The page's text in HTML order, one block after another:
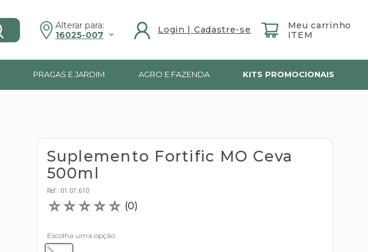
Alterar para:
16025-007
PRAGAS E JARDIM AGRO E FAZENDA KITS PROMOCIONAIS
Suplemento Fortific MO Ceva
500ml
Ref: : 01.07.610
☆☆☆☆☆ (0)
Escolha uma opção